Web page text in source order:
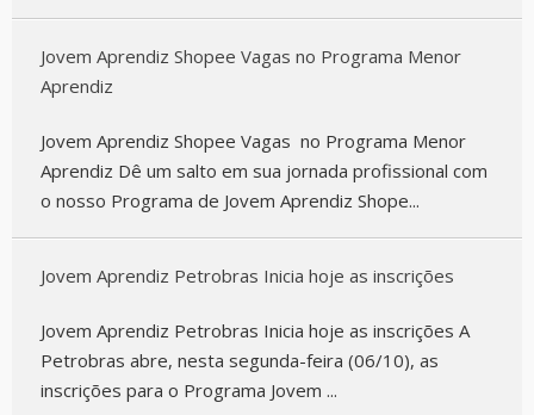
Jovem Aprendiz Shopee Vagas no Programa Menor
Aprendiz
Jovem Aprendiz Shopee Vagas no Programa Menor
Aprendiz Dê um salto em sua jornada profissional com
o nosso Programa de Jovem Aprendiz Shope...
Jovem Aprendiz Petrobras Inicia hoje as inscrições
Jovem Aprendiz Petrobras Inicia hoje as inscrições A
Petrobras abre, nesta segunda-feira (06/10), as
inscrições para o Programa Jovem ...